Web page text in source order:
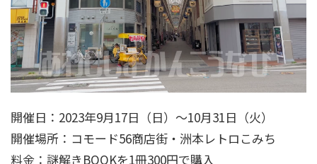
開催日：2023年9月17日（日）～10月31日（火）
開催場所：コモード56商店街・洲本レトロこみち
料金：謎解きBOOKを1冊300円で購入